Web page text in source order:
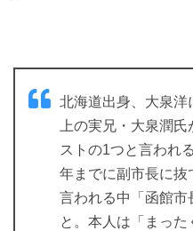
北海道出身、大泉洋
上の実兄・大泉潤
ストの1つと言われ
年までに副市長に抜
言われる中「函館市
と。本人は「まった